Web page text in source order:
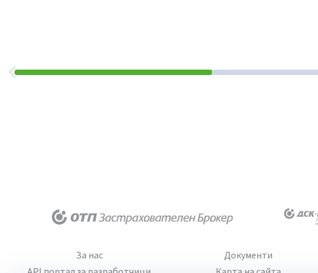
За нас
Документи